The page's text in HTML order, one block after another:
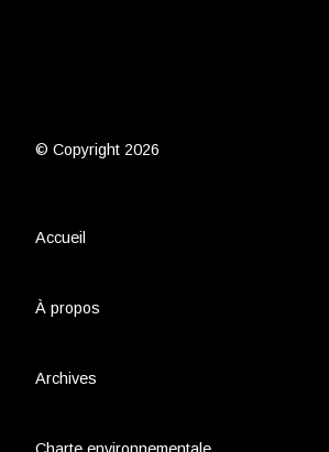
© Copyright 2026
Accueil
À propos
Archives